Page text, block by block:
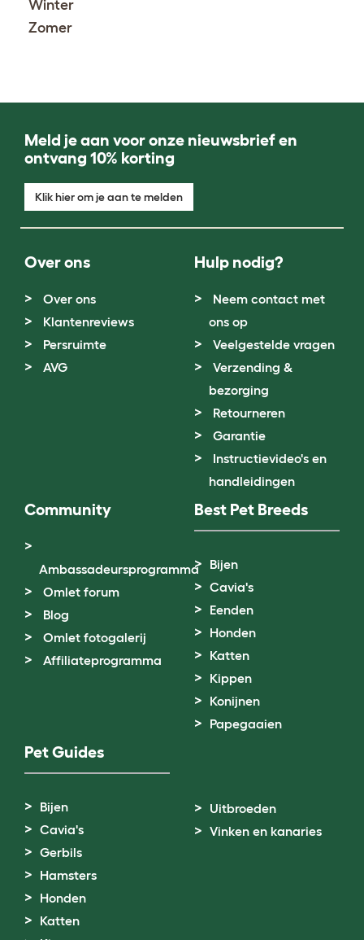
Winter
Zomer
Meld je aan voor onze nieuwsbrief en
ontvang 10% korting
Klik hier om je aan te melden
Over ons
Over ons
Klantenreviews
Persruimte
AVG
Hulp nodig?
Neem contact met
ons op
Veelgestelde vragen
Verzending &
bezorging
Retourneren
Garantie
Instructievideo's en
handleidingen
Community
Ambassadeursprogramma
Omlet forum
Blog
Omlet fotogalerij
Affiliateprogramma
Best Pet Breeds
Bijen
Cavia's
Eenden
Honden
Katten
Kippen
Konijnen
Papegaaien
Pet Guides
Bijen
Cavia's
Gerbils
Hamsters
Honden
Katten
Uitbroeden
Vinken en kanaries